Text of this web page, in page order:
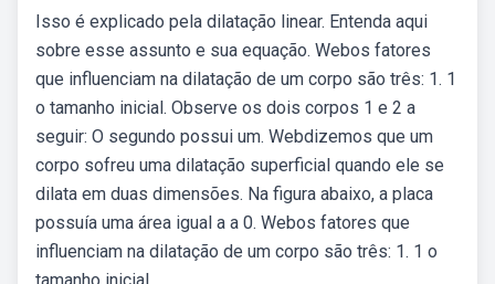
Isso é explicado pela dilatação linear. Entenda aqui
sobre esse assunto e sua equação. Webos fatores
que influenciam na dilatação de um corpo são três: 1. 1
o tamanho inicial. Observe os dois corpos 1 e 2 a
seguir: O segundo possui um. Webdizemos que um
corpo sofreu uma dilatação superficial quando ele se
dilata em duas dimensões. Na figura abaixo, a placa
possuía uma área igual a a 0. Webos fatores que
influenciam na dilatação de um corpo são três: 1. 1 o